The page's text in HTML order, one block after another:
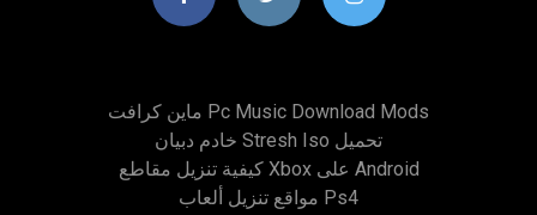
ماين كرافت Pc Music Download Mods
خادم دبيان Stresh Iso تحميل
كيفية تنزيل مقاطع Xbox على Android
مواقع تنزيل ألعاب Ps4